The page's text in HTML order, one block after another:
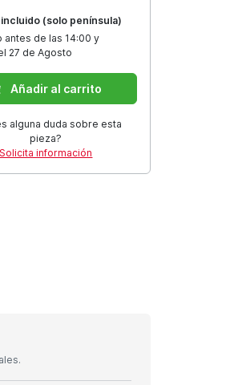
incluido (solo península)
antes de las 14:00 y
27 de Agosto
Añadir al carrito
alguna duda sobre esta
pieza?
Solicita información